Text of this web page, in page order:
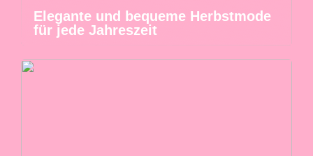
Elegante und bequeme Herbstmode
für jede Jahreszeit